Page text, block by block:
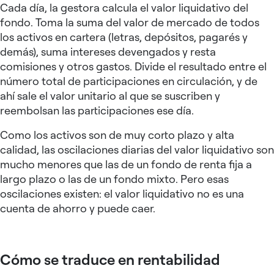
Cada día, la gestora calcula el valor liquidativo del
fondo. Toma la suma del valor de mercado de todos
los activos en cartera (letras, depósitos, pagarés y
demás), suma intereses devengados y resta
comisiones y otros gastos. Divide el resultado entre el
número total de participaciones en circulación, y de
ahí sale el valor unitario al que se suscriben y
reembolsan las participaciones ese día.
Como los activos son de muy corto plazo y alta
calidad, las oscilaciones diarias del valor liquidativo son
mucho menores que las de un fondo de renta fija a
largo plazo o las de un fondo mixto. Pero esas
oscilaciones existen: el valor liquidativo no es una
cuenta de ahorro y puede caer.
Cómo se traduce en rentabilidad